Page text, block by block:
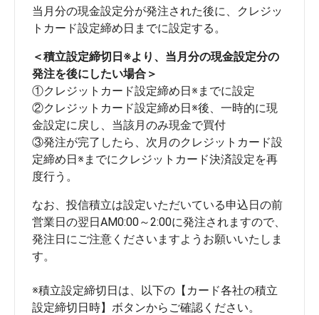
当月分の現金設定分が発注された後に、クレジッ
トカード設定締め日までに設定する。
＜積立設定締切日※より、当月分の現金設定分の
発注を後にしたい場合＞
①クレジットカード設定締め日※までに設定
②クレジットカード設定締め日※後、一時的に現
金設定に戻し、当該月のみ現金で買付
③発注が完了したら、次月のクレジットカード設
定締め日※までにクレジットカード決済設定を再
度行う。
なお、投信積立は設定いただいている申込日の前
営業日の翌日AM0:00～2:00に発注されますので、
発注日にご注意くださいますようお願いいたしま
す。
※積立設定締切日は、以下の【カード各社の積立
設定締切日時】ボタンからご確認ください。